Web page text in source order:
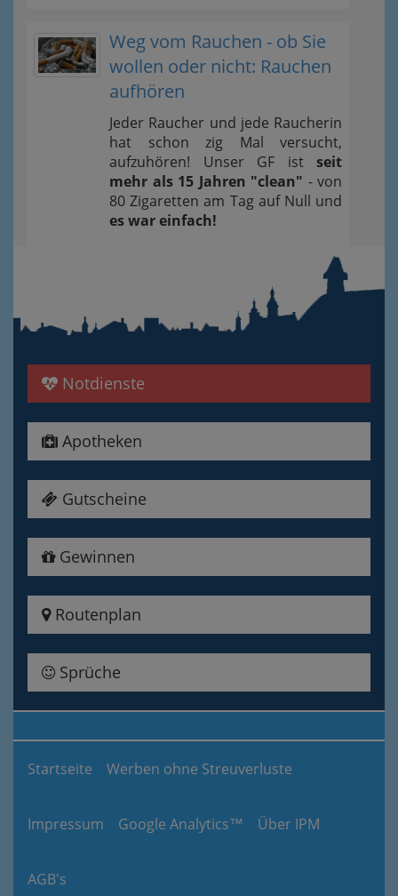
Weg vom Rauchen - ob Sie
wollen oder nicht: Rauchen
aufhören
Jeder Raucher und jede Raucherin
hat schon zig Mal versucht,
aufzuhören! Unser GF ist seit
mehr als 15 Jahren "clean" - von
80 Zigaretten am Tag auf Null und
es war einfach!
Notdienste
Apotheken
Gutscheine
Gewinnen
Routenplan
Sprüche
Startseite Werben ohne Streuverluste
Impressum Google Analytics™ Über IPM
AGB's